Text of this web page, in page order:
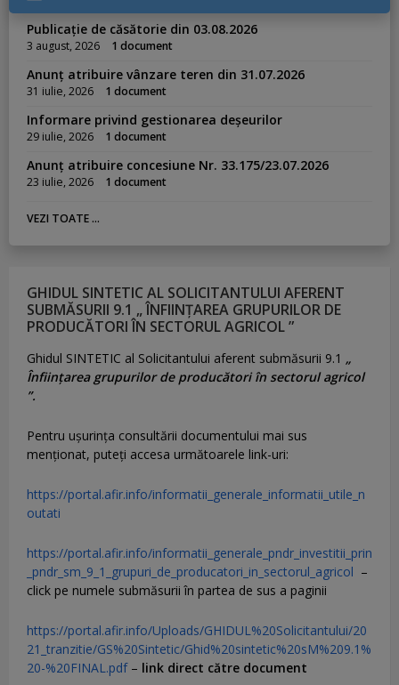
Publicație de căsătorie din 03.08.2026
3 august, 2026 1 document
Anunț atribuire vânzare teren din 31.07.2026
31 iulie, 2026 1 document
Informare privind gestionarea deșeurilor
29 iulie, 2026 1 document
Anunț atribuire concesiune Nr. 33.175/23.07.2026
23 iulie, 2026 1 document
VEZI TOATE ...
GHIDUL SINTETIC AL SOLICITANTULUI AFERENT
SUBMĂSURII 9.1 „ ÎNFIINȚAREA GRUPURILOR DE
PRODUCĂTORI ÎN SECTORUL AGRICOL ”
Ghidul SINTETIC al Solicitantului aferent submăsurii 9.1 „
Înființarea grupurilor de producători în sectorul agricol
”.
Pentru uşurinţa consultării documentului mai sus
menţionat, puteţi accesa următoarele link-uri:
https://portal.afir.info/informatii_generale_informatii_utile_n
outati
https://portal.afir.info/informatii_generale_pndr_investitii_prin
_pndr_sm_9_1_grupuri_de_producatori_in_sectorul_agricol –
click pe numele submăsurii în partea de sus a paginii
https://portal.afir.info/Uploads/GHIDUL%20Solicitantului/20
21_tranzitie/GS%20Sintetic/Ghid%20sintetic%20sM%209.1%
20-%20FINAL.pdf– link direct către document